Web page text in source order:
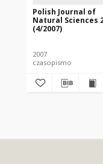
Polish Journal of
Natural Sciences
(4/2007)
2007
czasopismo